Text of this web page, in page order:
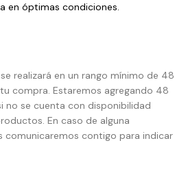
en óptimas condiciones.
realizará en un rango mínimo de 48
compra. Estaremos agregando 48
no se cuenta con disponibilidad
En caso de alguna
comunicaremos contigo para indicar